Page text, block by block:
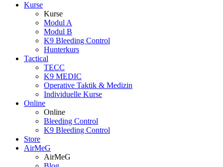
Kurse
Kurse
Modul A
Modul B
K9 Bleeding Control
Hunterkurs
Tactical
TECC
K9 MEDIC
Operative Taktik & Medizin
Individuelle Kurse
Online
Online
Bleeding Control
K9 Bleeding Control
Store
AirMeG
AirMeG